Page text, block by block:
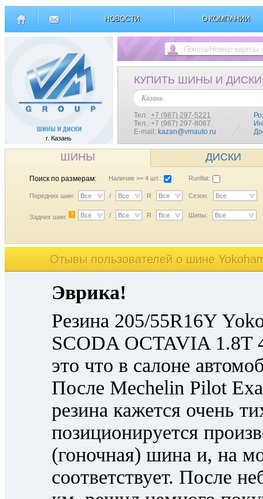
НОВОСТИ О КОМПАНИИ
г. Казань
КУПИТЬ ШИНЫ И ДИСКИ
Казань
Тел.: +7 (987) 297-5221
Тел.: +7 (987) 297-8067
E-mail: kazan@vmauto.ru
ШИНЫ ДИСКИ
Поиск по размерам: Наличие >= 4 шт.: Runflat:
Передних шин: Все / Все R Все Сезон: Все
Задних шин: ? Все / Все R Все Шипы: Все
Отывы пользователей o шине
Эврика!
Резина 205/55R16Y
SCODA OCTAVIA 1.8T
это что в салоне
После Mechelin Pilot
резина кажется очень
позиционируется
(гоночная) шина и, на
соответствует. После